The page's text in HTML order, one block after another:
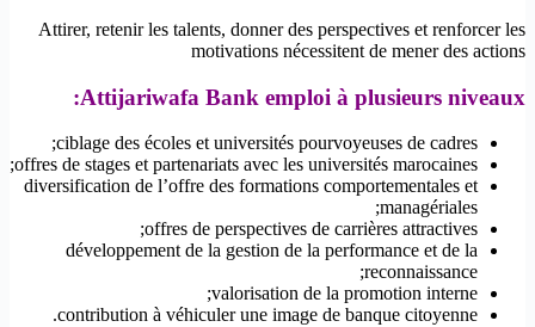
Attirer, retenir les talents, donner des perspectives et renforcer les
motivations nécessitent de mener des actions
Attijariwafa Bank emploi à plusieurs niveaux:
ciblage des écoles et universités pourvoyeuses de cadres;
offres de stages et partenariats avec les universités marocaines;
diversification de l’offre des formations comportementales et
managériales;
offres de perspectives de carrières attractives;
développement de la gestion de la performance et de la
reconnaissance;
valorisation de la promotion interne;
contribution à véhiculer une image de banque citoyenne.